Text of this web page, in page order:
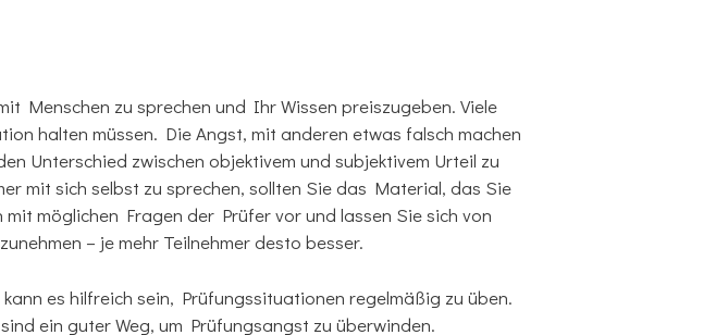
Menschen zu sprechen und Ihr Wissen preiszugeben. Viele
halten müssen. Die Angst, mit anderen etwas falsch machen
Unterschied zwischen objektivem und subjektivem Urteil zu
mit sich selbst zu sprechen, sollten Sie das Material, das Sie
möglichen Fragen der Prüfer vor und lassen Sie sich von
– je mehr Teilnehmer desto besser.
es hilfreich sein, Prüfungssituationen regelmäßig zu üben.
ein guter Weg, um Prüfungsangst zu überwinden.